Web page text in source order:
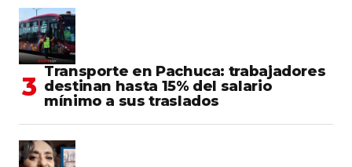
Transporte en Pachuca: trabajadores
destinan hasta 15% del salario
mínimo a sus traslados